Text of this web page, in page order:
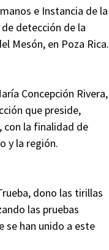
e Instancia de la
detección de la
Mesón, en Poza Rica.
Concepción Rivera,
que preside,
con la finalidad de
y la región.
dono las tirillas
las pruebas
se han unido a este